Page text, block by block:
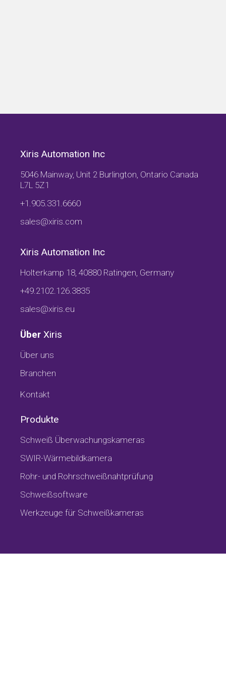
Xiris Automation Inc
5046 Mainway, Unit 2 Burlington, Ontario Canada
L7L 5Z1
+1.905.331.6660
sales@xiris.com
Xiris Automation Inc
Holterkamp 18, 40880 Ratingen, Germany
+49.2102.126.3835
sales@xiris.eu
Über Xiris
Über uns
Branchen
Kontakt
Produkte
Schweiß Überwachungskameras
SWIR-Wärmebildkamera
Rohr- und Rohrschweißnahtprüfung
Schweißsoftware
Werkzeuge für Schweißkameras